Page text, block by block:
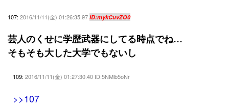
107: 2016/11/11(金) 01:26:35.97 ID:mykCuvZO0
芸人のくせに学歴武器にしてる時点でね…
そもそも大した大学でもないし
109: 2016/11/11(金) 01:27:30.40 ID:5NMlb5oNr
>>107